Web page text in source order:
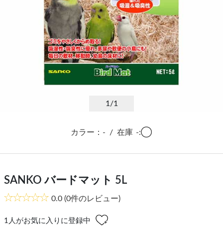
1/1
カラー：- / 在庫 -:◯
SANKO バードマット 5L
0.0 (0件のレビュー)
1 人がお気に入りに登録中